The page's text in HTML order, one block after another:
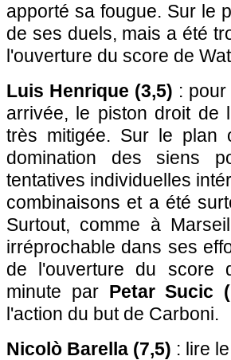
apporté sa fougue. Sur le
de ses duels, mais a été
l'ouverture du score de
Luis Henrique (3,5) :
arrivée, le piston droit de
très mitigée. Sur le plan
domination des siens
tentatives individuelles
combinaisons et a été
Surtout, comme à
irréprochable dans ses
de l'ouverture du score
minute par Petar Sucic
l'action du but de Carboni.
Nicolò Barella (7,5) : lire